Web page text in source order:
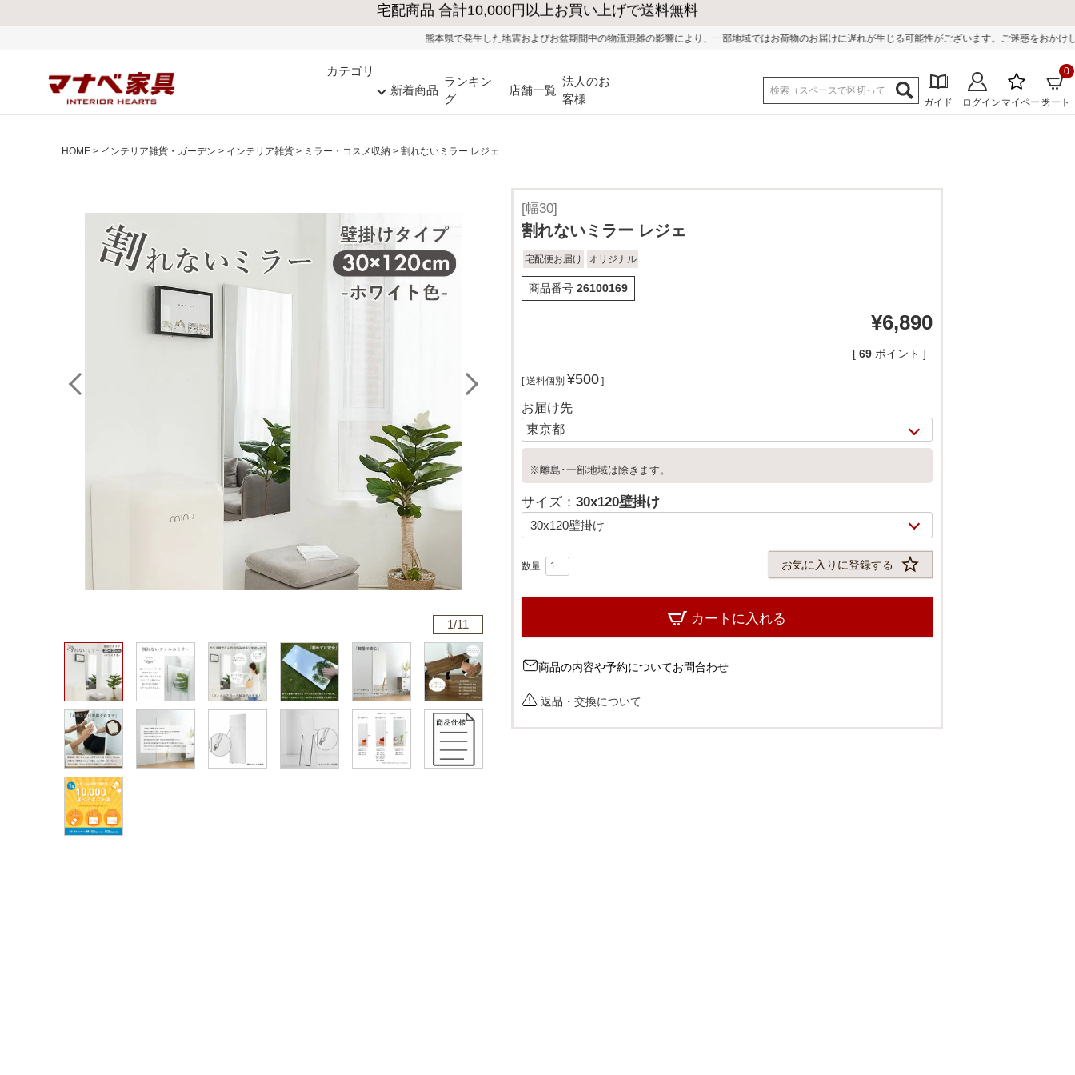
熊本県で発生した地震およびお盆期間中の物流混雑の影響により、一部地域ではお荷物のお届けに遅れが生じる可能性がございます。ご迷惑をおかけしまして誠に申し訳ござい
カテゴリ
新着商品
ランキン
グ
店舗一覧
法人のお
客様
ガイド ログイン マイページカート
0
HOME インテリア雑貨・ガーデン インテリア雑貨 ミラー・コスメ収納 割れないミラー レジェ
1/11
[幅30]
割れないミラー レジェ
宅配便お届け オリジナル
商品番号 26100169
¥6,890
[ 69 ポイント ]
送料個別 ¥500
お届け先
※離島･一部地域は除きます。
サイズ： 30x120壁掛け
お気に入りに登録する
カートに入れる
商品の内容や予約についてお問合わせ
返品・交換について